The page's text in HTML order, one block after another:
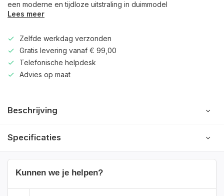
een moderne en tijdloze uitstraling in duimmodel
Lees meer
Zelfde werkdag verzonden
Gratis levering vanaf € 99,00
Telefonische helpdesk
Advies op maat
Beschrijving
Specificaties
Kunnen we je helpen?